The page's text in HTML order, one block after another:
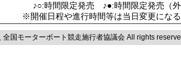
♪○:時間限定発売 ♪●:時間限定発売
※開催日程や進行時間等は当日変更にな
国モーターボート競走施行者協議会 All rights